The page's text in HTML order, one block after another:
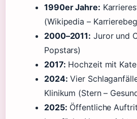
1990er Jahre:
(Wikipedia –
2000–2011: Juror und
Popstars)
2017: Hochzeit mit
2024: Vier
Klinikum (Stern –
2025: Öffentliche